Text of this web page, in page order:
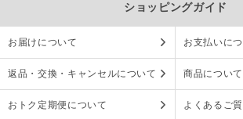
ショッピングガイド
お届けについて お支払いに
返品・交換・キャンセルについて 商品について
おトク定期便について よくあるご